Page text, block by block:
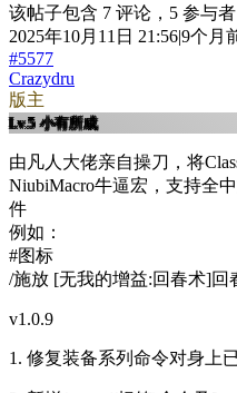
该帖子包含 7 评论，5 参与
2025年10月11日 21:56|9个月
#5577
Crazydru
版主
Lv.5 小有所成
由凡人大佬亲自操刀，将
NiubiMacro牛逼宏，支持全
件
例如：
#图标
/施放 [无我的增益:回春术]回
v1.0.9
1. 修复装备系列命令对身上